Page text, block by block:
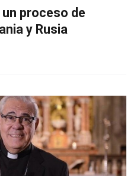
proceso de
y Rusia